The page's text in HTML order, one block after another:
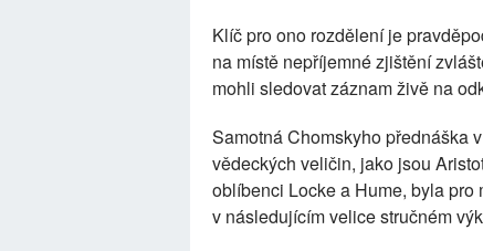
Klíč pro ono rozdělení je
na místě nepříjemné zjištění
mohli sledovat záznam živě na
Samotná Chomskyho přednáška
vědeckých veličin, jako jsou
oblíbenci Locke a Hume, byla
v následujícím velice stručném